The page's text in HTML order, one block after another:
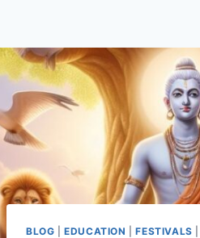
BLOG |EDUCATION |FESTIVALS